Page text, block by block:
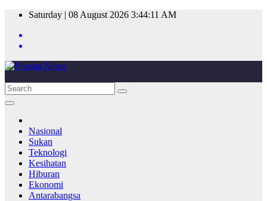
Skip
content
Saturday | 08 August 2026 3:44:11 AM
Nasional
Sukan
Teknologi
Kesihatan
Hiburan
Ekonomi
Antarabangsa